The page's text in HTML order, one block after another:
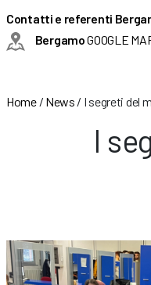
Contatti e referenti
BergamoGOOGLE
Home/ News / I segreti del
I